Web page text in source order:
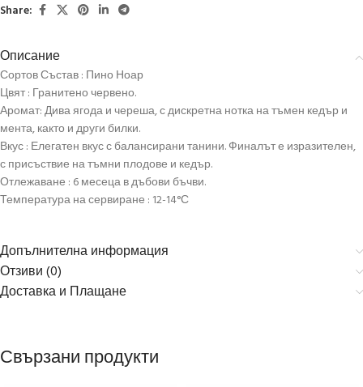
Share:
Описание
Сортов Състав : Пино Ноар
Цвят : Гранитено червено.
Аромат: Дива ягода и череша, с дискретна нотка на тъмен кедър и
мента, както и други билки.
Вкус : Елегатен вкус с балансирани танини. Финалът е изразителен,
с присъствие на тъмни плодове и кедър.
Отлежаване : 6 месеца в дъбови бъчви.
Температура на сервиране : 12-14°С
Допълнителна информация
Отзиви (0)
Доставка и Плащане
Свързани продукти